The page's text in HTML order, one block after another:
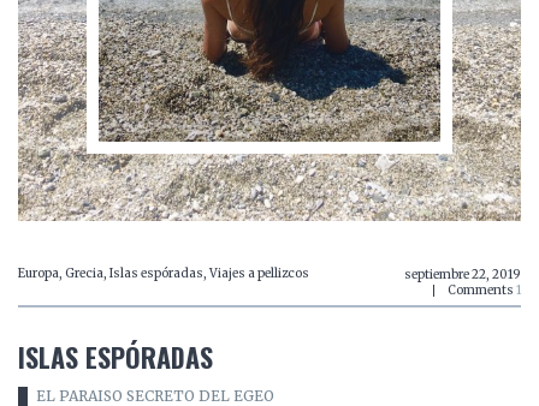
Europa, Grecia, Islas espóradas, Viajes a pellizcos
septiembre 22, 2019
Comments 1
ISLAS ESPÓRADAS
EL PARAISO SECRETO DEL EGEO